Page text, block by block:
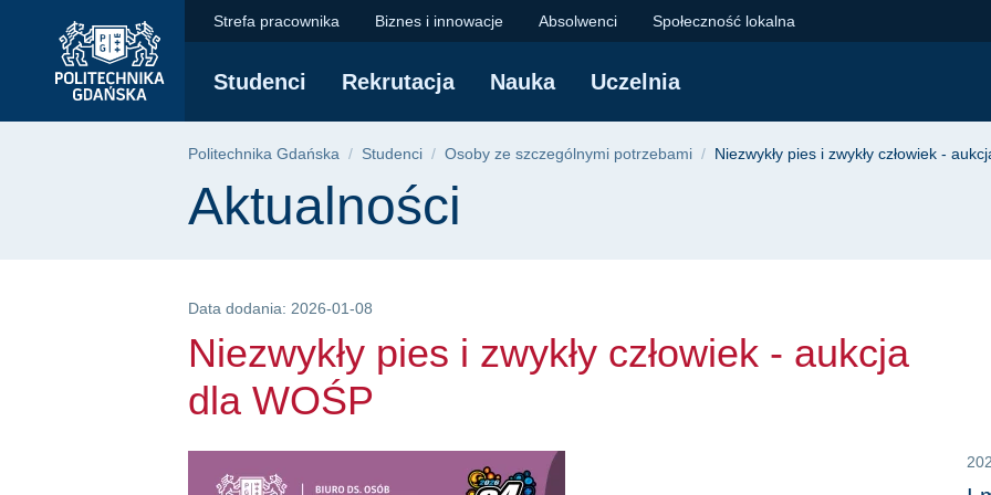
głównego
wyszukiwarki
Niezwykły pies i zwykły człowiek -
Strefa pracownika Biznes i innowacje Absolwenci Społeczność lokalna
Studenci Rekrutacja Nauka Uczelnia
Ścieżka nawigacyjna
Politechnika Gdańska Studenci Osoby ze szczególnymi potrzebami Niezwykły pies i zwykły człowiek -
Treść strony
Aktualności
Data dodania: 2026-01-08
Niezwykły pies i zwykły człowiek - aukcja
dla WOŚP